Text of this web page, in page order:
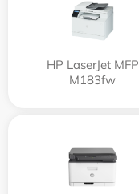
HP LaserJet MFP
M183fw